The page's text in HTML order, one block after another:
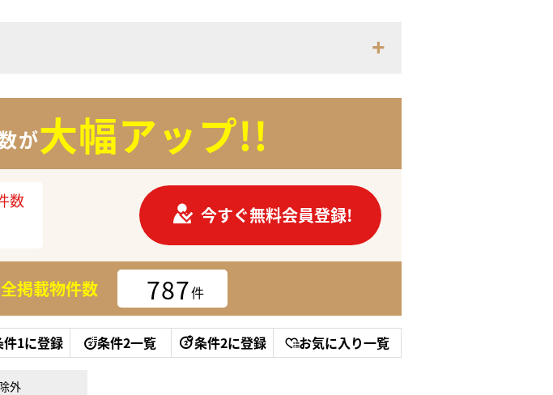
が大幅アップ!!
数
今すぐ無料会員登録!
全掲載物件数 787件
件1に登録 条件2一覧 条件2に登録 お気に入り一覧
外